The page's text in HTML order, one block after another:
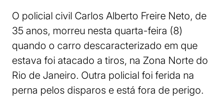
O policial civil Carlos Alberto Freire Neto, de
35 anos, morreu nesta quarta-feira (8)
quando o carro descaracterizado em que
estava foi atacado a tiros, na Zona Norte do
Rio de Janeiro. Outra policial foi ferida na
perna pelos disparos e está fora de perigo.